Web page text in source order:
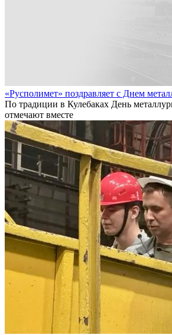
«Русполимет» поздравляет с Днем
По традиции в Кулебаках День
отмечают вместе